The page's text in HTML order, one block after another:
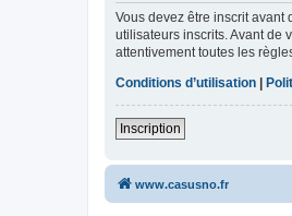
Vous devez être inscrit avant
utilisateurs inscrits. Avant de
attentivement toutes les
Conditions d’utilisation
Inscription
www.casusno.fr